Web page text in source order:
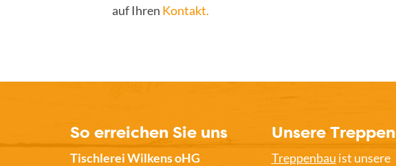
auf Ihren Kontakt.
So erreichen Sie uns
Tischlerei Wilkens oHG
Unsere Treppen
Treppenbau ist unsere